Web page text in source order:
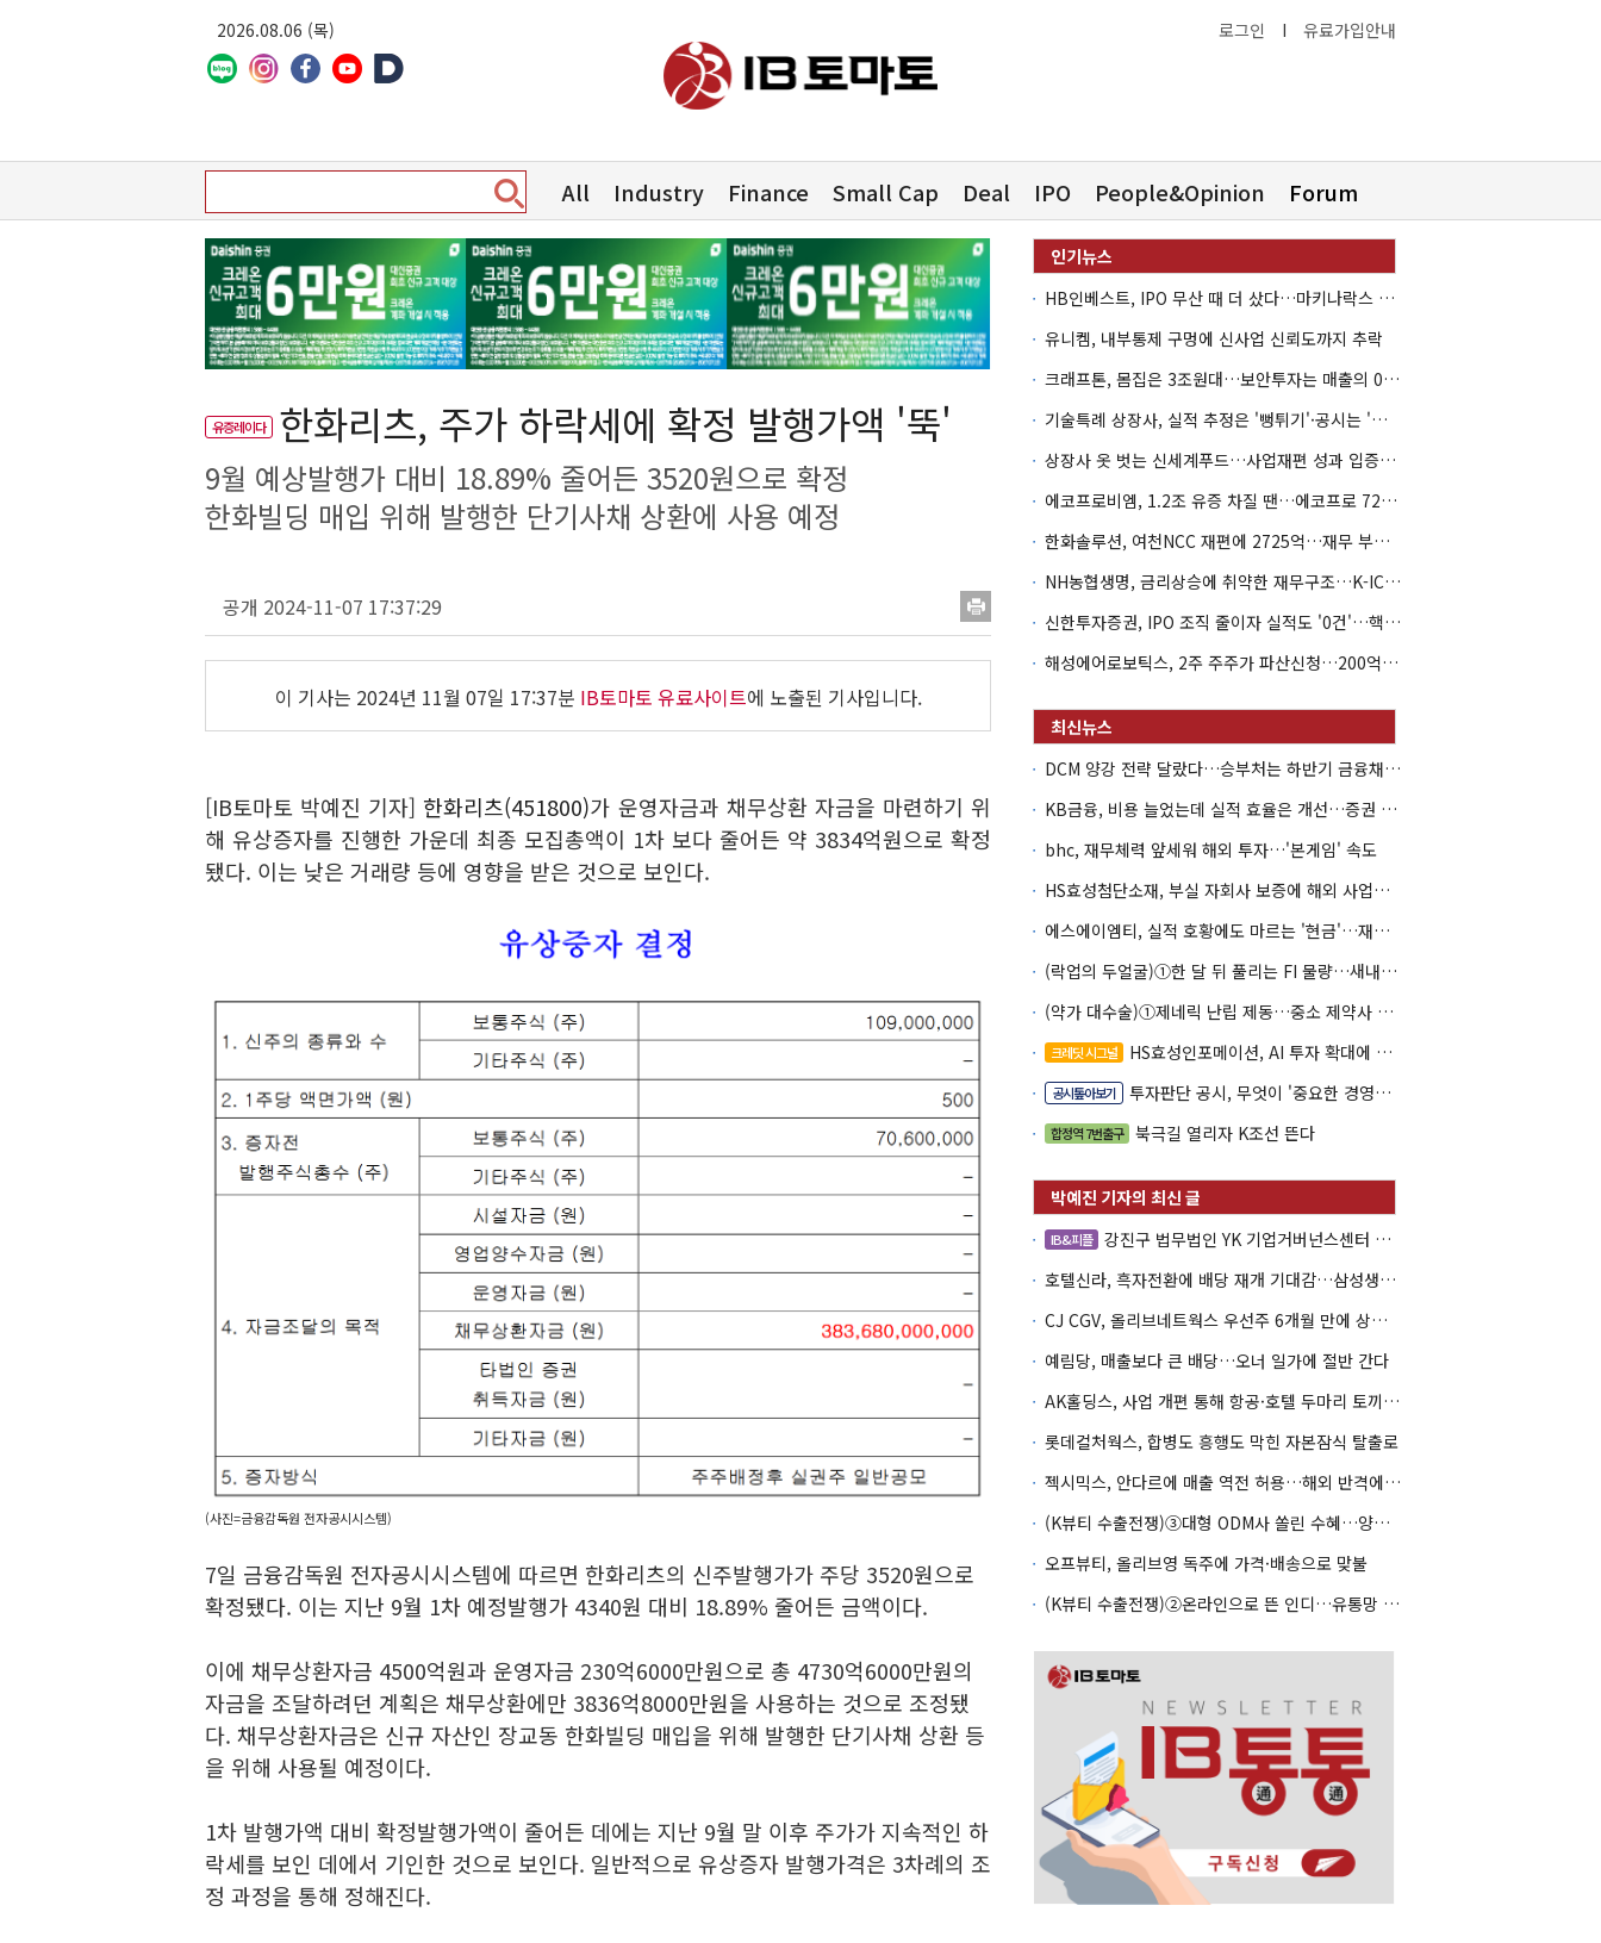
2026.08.06 (목) 로그인 I 유료가입안내
All Industry Finance Small Cap Deal IPO People&Opinion Forum
유증레이다 한화리츠, 주가 하락세에 확정 발행가액 '뚝'
9월 예상발행가 대비 18.89% 줄어든 3520원으로 확정
한화빌딩 매입 위해 발행한 단기사채 상환에 사용 예정
공개 2024-11-07 17:37:29
이 기사는 2024년 11월 07일 17:37분 IB토마토 유료사이트에 노출된 기사입니다.
[IB토마토 박예진 기자] 한화리츠(451800)가 운영자금과 채무상환 자금을 마련하기 위
해 유상증자를 진행한 가운데 최종 모집총액이 1차 보다 줄어든 약 3834억원으로 확정
됐다. 이는 낮은 거래량 등에 영향을 받은 것으로 보인다.
(사진=금융감독원 전자공시시스템)
7일 금융감독원 전자공시시스템에 따르면 한화리츠의 신주발행가가 주당 3520원으로
확정됐다. 이는 지난 9월 1차 예정발행가 4340원 대비 18.89% 줄어든 금액이다.
이에 채무상환자금 4500억원과 운영자금 230억6000만원으로 총 4730억6000만원의
자금을 조달하려던 계획은 채무상환에만 3836억8000만원을 사용하는 것으로 조정됐
다. 채무상환자금은 신규 자산인 장교동 한화빌딩 매입을 위해 발행한 단기사채 상환 등
을 위해 사용될 예정이다.
1차 발행가액 대비 확정발행가액이 줄어든 데에는 지난 9월 말 이후 주가가 지속적인 하
락세를 보인 데에서 기인한 것으로 보인다. 일반적으로 유상증자 발행가격은 3차례의 조
정 과정을 통해 정해진다.
HB인베스트, IPO 무산 때 더 샀다…마키나락스 투자 2.7배 회수
유니켐, 내부통제 구멍에 신사업 신뢰도까지 추락
크래프톤, 몸집은 3조원대…보안투자는 매출의 0.4%
기술특례 상장사, 실적 추정은 '뻥튀기'·공시는 '누락'
상장사 옷 벗는 신세계푸드…사업재편 성과 입증할까
에코프로비엠, 1.2조 유증 차질 땐…에코프로 7270억 '독박'
한화솔루션, 여천NCC 재편에 2725억…재무 부담 커지나
NH농협생명, 금리상승에 취약한 재무구조…K-ICS 변동성 '주의보'
신한투자증권, IPO 조직 줄이자 실적도 '0건'…핵심 인력까지 이탈
해성에어로보틱스, 2주 주주가 파산신청…200억 CB 분쟁 확산
DCM 양강 전략 달랐다…승부처는 하반기 금융채 빅딜
KB금융, 비용 늘었는데 실적 효율은 개선…증권 호황 효과
bhc, 재무체력 앞세워 해외 투자…'본게임' 속도
HS효성첨단소재, 부실 자회사 보증에 해외 사업까지…부담 '가중'
에스에이엠티, 실적 호황에도 마르는 '현금'…재고·달러빚 부담 확대
(락업의 두얼굴)①한 달 뒤 풀리는 FI 물량…새내기주 오버행 경계
(약가 대수술)①제네릭 난립 제동…중소 제약사 수익성 비상
크레딧 시그널 HS효성인포메이션, AI 투자 확대에 실적 체력 강화
공시톺아보기 투자판단 공시, 무엇이 '중요한 경영사항'일까
합정역 7번출구 북극길 열리자 K조선 뜬다
IB&피플
강진구 법무법인 YK 기업거버넌스센터 센터장
호텔신라, 흑자전환에 배당 재개 기대감…삼성생명도 웃을까
CJ CGV, 올리브네트웍스 우선주 6개월 만에 상환…왜?
예림당, 매출보다 큰 배당…오너 일가에 절반 간다
AK홀딩스, 사업 개편 통해 항공·호텔 두마리 토끼 사냥
롯데컬처웍스, 합병도 흥행도 막힌 자본잠식 탈출로
젝시믹스, 안다르에 매출 역전 허용…해외 반격에 사활
(K뷰티 수출전쟁)③대형 ODM사 쏠린 수혜…양극화 심화 우려
오프뷰티, 올리브영 독주에 가격·배송으로 맞불
(K뷰티 수출전쟁)②온라인으로 뜬 인디…유통망 앞세운 대형사